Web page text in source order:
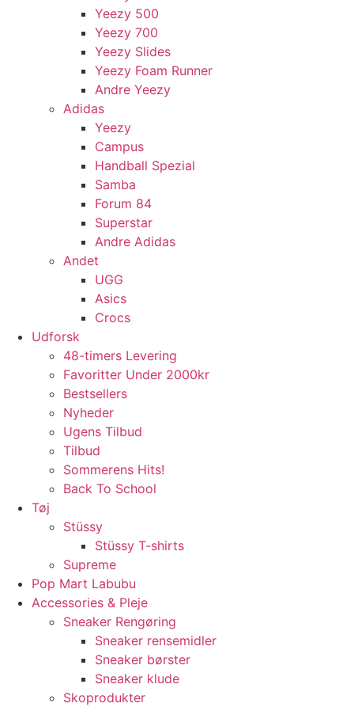
Yeezy 500
Yeezy 700
Yeezy Slides
Yeezy Foam Runner
Andre Yeezy
Adidas
Yeezy
Campus
Handball Spezial
Samba
Forum 84
Superstar
Andre Adidas
Andet
UGG
Asics
Crocs
Udforsk
48-timers Levering
Favoritter Under 2000kr
Bestsellers
Nyheder
Ugens Tilbud
Tilbud
Sommerens Hits!
Back To School
Tøj
Stüssy
Stüssy T-shirts
Supreme
Pop Mart Labubu
Accessories & Pleje
Sneaker Rengøring
Sneaker rensemidler
Sneaker børster
Sneaker klude
Skoprodukter